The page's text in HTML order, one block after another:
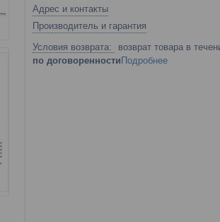
Адрес и контакты
Производитель и гарантия
возврат товара в
по договоренности Подробнее